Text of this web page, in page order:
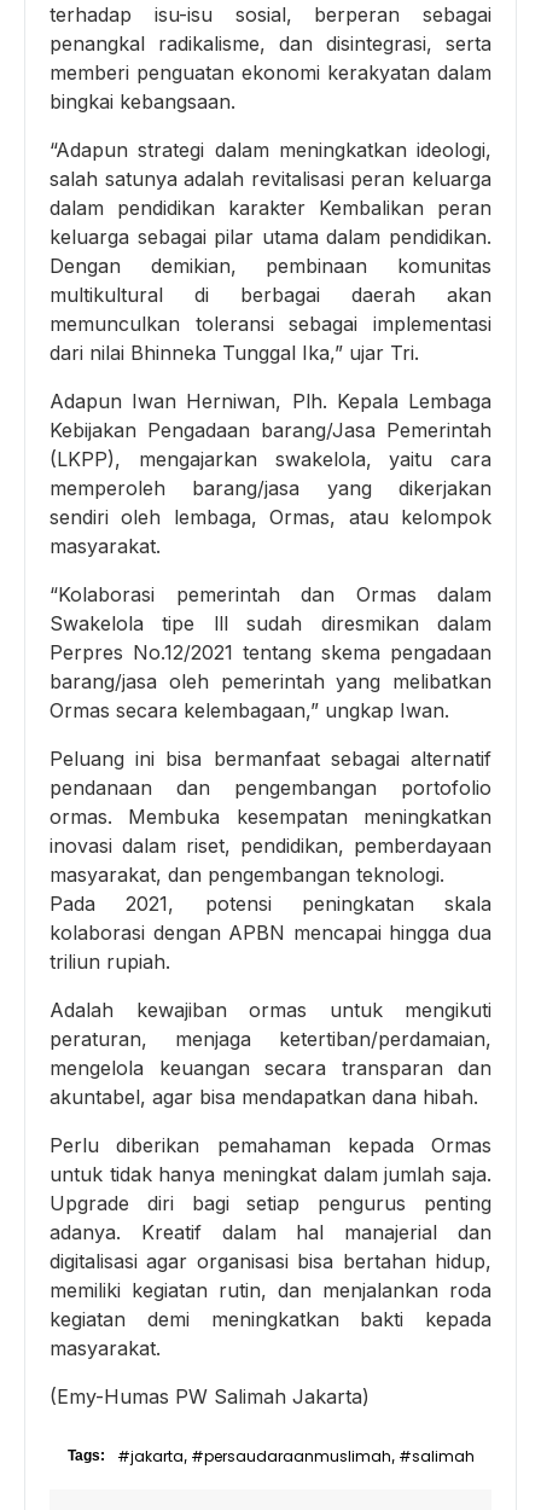
terhadap isu-isu sosial, berperan sebagai
penangkal radikalisme, dan disintegrasi, serta
memberi penguatan ekonomi kerakyatan dalam
bingkai kebangsaan.
“Adapun strategi dalam meningkatkan ideologi,
salah satunya adalah revitalisasi peran keluarga
dalam pendidikan karakter Kembalikan peran
keluarga sebagai pilar utama dalam pendidikan.
Dengan demikian, pembinaan komunitas
multikultural di berbagai daerah akan
memunculkan toleransi sebagai implementasi
dari nilai Bhinneka Tunggal Ika,” ujar Tri.
Adapun Iwan Herniwan, Plh. Kepala Lembaga
Kebijakan Pengadaan barang/Jasa Pemerintah
(LKPP), mengajarkan swakelola, yaitu cara
memperoleh barang/jasa yang dikerjakan
sendiri oleh lembaga, Ormas, atau kelompok
masyarakat.
“Kolaborasi pemerintah dan Ormas dalam
Swakelola tipe lll sudah diresmikan dalam
Perpres No.12/2021 tentang skema pengadaan
barang/jasa oleh pemerintah yang melibatkan
Ormas secara kelembagaan,” ungkap Iwan.
Peluang ini bisa bermanfaat sebagai alternatif
pendanaan dan pengembangan portofolio
ormas. Membuka kesempatan meningkatkan
inovasi dalam riset, pendidikan, pemberdayaan
masyarakat, dan pengembangan teknologi.
Pada 2021, potensi peningkatan skala
kolaborasi dengan APBN mencapai hingga dua
triliun rupiah.
Adalah kewajiban ormas untuk mengikuti
peraturan, menjaga ketertiban/perdamaian,
mengelola keuangan secara transparan dan
akuntabel, agar bisa mendapatkan dana hibah.
Perlu diberikan pemahaman kepada Ormas
untuk tidak hanya meningkat dalam jumlah saja.
Upgrade diri bagi setiap pengurus penting
adanya. Kreatif dalam hal manajerial dan
digitalisasi agar organisasi bisa bertahan hidup,
memiliki kegiatan rutin, dan menjalankan roda
kegiatan demi meningkatkan bakti kepada
masyarakat.
(Emy-Humas PW Salimah Jakarta)
Tags: #jakarta, #persaudaraanmuslimah, #salimah